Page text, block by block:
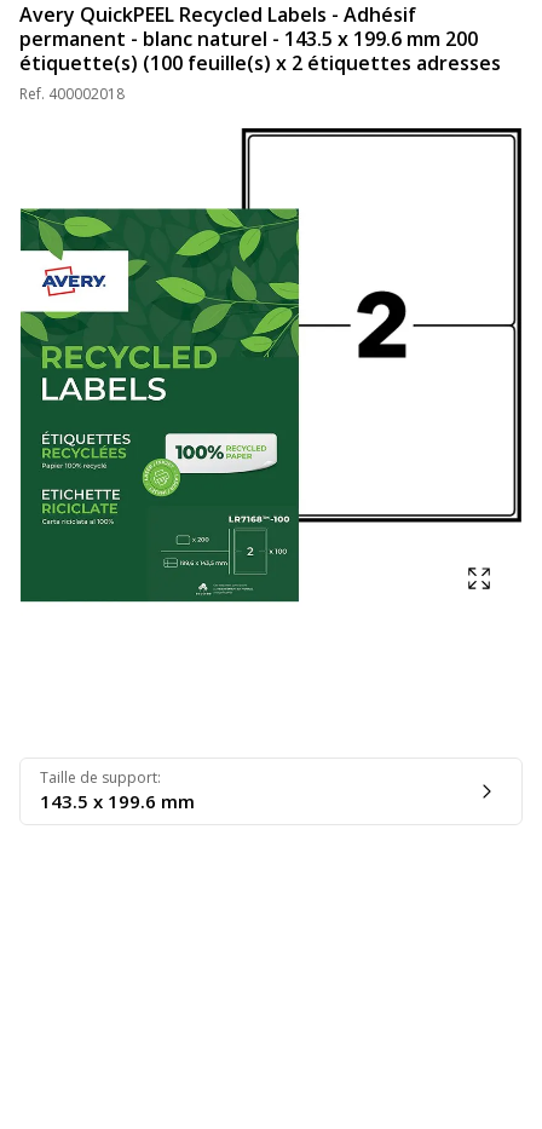
Avery QuickPEEL Recycled Labels - Adhésif
permanent - blanc naturel - 143.5 x 199.6 mm 200
étiquette(s) (100 feuille(s) x 2 étiquettes adresses
Ref. 400002018
Taille de support:
143.5 x 199.6 mm